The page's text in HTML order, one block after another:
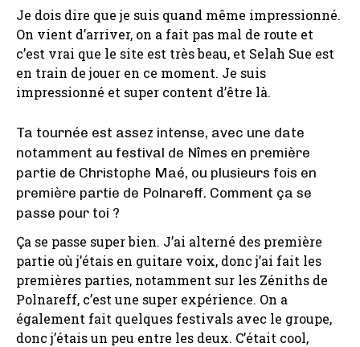
Je dois dire que je suis quand même impressionné.
On vient d’arriver, on a fait pas mal de route et
c’est vrai que le site est très beau, et Selah Sue est
en train de jouer en ce moment. Je suis
impressionné et super content d’être là.
Ta tournée est assez intense, avec une date
notamment au festival de Nîmes en première
partie de Christophe Maé, ou plusieurs fois en
première partie de Polnareff. Comment ça se
passe pour toi ?
Ça se passe super bien. J’ai alterné des première
partie où j’étais en guitare voix, donc j’ai fait les
premières parties, notamment sur les Zéniths de
Polnareff, c’est une super expérience. On a
également fait quelques festivals avec le groupe,
donc j’étais un peu entre les deux. C’était cool,